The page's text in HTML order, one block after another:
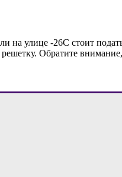
на улице -26С стоит
решетку. Обратите